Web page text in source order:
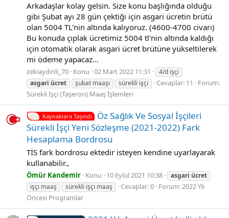
Arkadaşlar kolay gelsin. Size konu başlığında olduğu
gibi Şubat ayı 28 gün çektiği için asgari ücretin brütü
olan 5004 TL'nin altında kalıyoruz. (4600-4700 civarı)
Bu konuda çıplak ücretimiz 5004 tl'nin altında kaldığı
için otomatik olarak asgari ücret brütüne yükseltilerek
mi ödeme yapacaz...
zekiaydinli_70 Konu 02 Mart 2022 11:31
4/d işçi
asgari ücret şubat maaşı sürekli işçi Cevaplar: 11
Forum:
Sürekli İşçi (Taşeron) Maaş İşlemleri
Kaynaklara Taşındı
Öz Sağlık Ve Sosyal İşçileri
Sürekli̇ İşçi̇ Yeni̇ Sözleşme (2021-2022) Fark
Hesaplama Bordrosu
TİS fark bordrosu ektedir isteyen kendine uyarlayarak
kullanabilir.,
Ömür Kandemir Konu 10 Eylül 2021 10:38 asgari ücret
işçi maaş
sürekli işçi maaş Cevaplar: 0 Forum:2022 Ylı
Öncesi Programlar